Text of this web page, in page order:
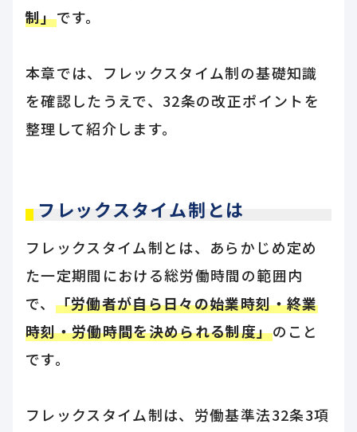
制」です。
本章では、フレックスタイム制の基礎知識
を確認したうえで、32条の改正ポイントを
整理して紹介します。
フレックスタイム制とは
フレックスタイム制とは、あらかじめ定め
た一定期間における総労働時間の範囲内
で、 「労働者が自ら日々の始業時刻・終業
時刻・労働時間を決められる制度」のこと
です。
フレックスタイム制は、労働基準法32条3項